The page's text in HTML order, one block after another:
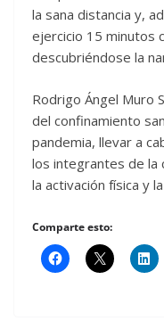
la sana distancia y,
ejercicio 15 minutos
descubriéndose la
Rodrigo Ángel Muro
del confinamiento
pandemia, llevar a
los integrantes de la
la activación física y
Comparte esto: